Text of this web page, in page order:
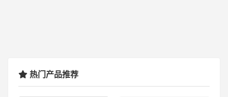
热门产品推荐